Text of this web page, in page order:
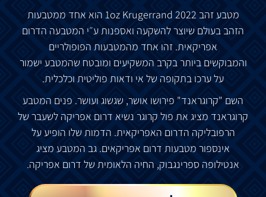
מטבעזהב הוא אחד ממטבעות
הזהב בעולם שיוצרלהשקעה ואספנותע״י המטבעה הדרום
אפריקאית. זהו אחד מהמטבעות הפופולריים
והמבוקשים ביותרבקרב המשקיעים ומובטח שהמטבע ישמור
עלערכו בתקופה של אי ודאות פוליטית וכלכלית.
השם "קרוגראנד" פירושו אושר, שגשוג ועושר. פנים המטבע
קרוגראנד מציג את פול קרוגר נשיא דרום אפריקה לשעבר של
הרפובליקה הדרום האפריקאית. הדמות שלו הופיעעל
אינספור מטבעות דרום אפריקאים. גב המטבע מציג
אנטילופה ספרינגבוק, החיה הלאומית של דרום אפריקה.